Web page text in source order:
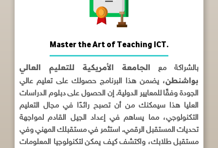
Master the Art of Teaching ICT.
بالشراكة مع الجامعة الأمريكية للتعليم العالي
بواشنطن، يضمن هذا البرنامج حصولك على تعليم عالي
الجودة وفقًا للمعايير الدولية. إن الحصول على دبلوم الدراسات
العليا هذا سيمكنك من أن تصبح رائدًا في مجال التعليم
التكنولوجي، مما يساهم في إعداد الجيل القادم لمواجهة
تحديات المستقبل الرقمي. استثمر في مستقبلك المهني وفي
مستقبل طلابك، واكتشف كيف يمكن لتكنولوجيا المعلومات